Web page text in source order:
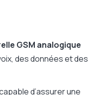
GSM analogique
des données et des
d’assurer une